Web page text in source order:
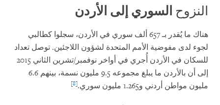
النزوح السوري إلى الأردن
هناك ما يُقدر بـ 657 ألف سوري في الأردن، سجلوا كطالبي
لجوء لدى مفوضية الأمم المتحدة لشؤون اللاجئين. توصل تعداد
للسكان في الأردن أُجري في أواخر نوفمبر/تشرين الثاني 2015
إلى أن بالأردن ما يبلغ مجموعه 9.5 مليون نسمة، بينهم 6.6
مليون مواطن أردني و1.265 مليون سوري.
[8]